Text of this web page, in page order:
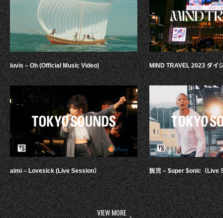
luvis – Oh (Official Music Video)
aimi – Lovesick (Live Session）
MIND TRAVEL 2023 ダイ
鋭児 – $uper $onic（Live
VIEW MORE